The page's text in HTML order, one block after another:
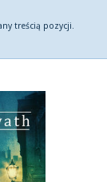
treścią pozycji.